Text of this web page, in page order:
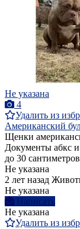
Не указана
4
Удалить из
Американский
Щенки
Документы абкс
до 30 сантиметров
Не указана
2 лет назад
Не указана
Написать
Не указана
Удалить из